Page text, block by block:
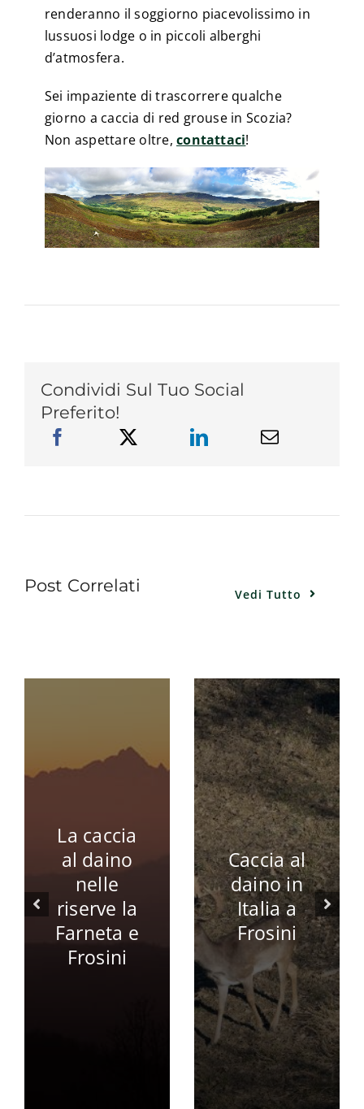
renderanno il soggiorno piacevolissimo in
lussuosi lodge o in piccoli alberghi
d’atmosfera.
Sei impaziente di trascorrere qualche
giorno a caccia di red grouse in Scozia?
Non aspettare oltre,contattaci!
Condividi Sul Tuo Social
Preferito!
Post Correlati Vedi Tutto
La caccia
al daino
nelle
riserve la
Farneta e
Frosini
Caccia al
daino in
Italia a
Frosini